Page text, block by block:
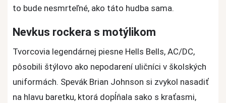
to bude nesmrteľné, ako táto hudba sama.
Nevkus rockera s motýlikom
Tvorcovia legendárnej piesne Hells Bells, AC/DC,
pôsobili štýlovo ako nepodarení uličníci v školských
uniformách. Spevák Brian Johnson si zvykol nasadiť
na hlavu baretku, ktorá dopĺňala sako s kraťasmi,